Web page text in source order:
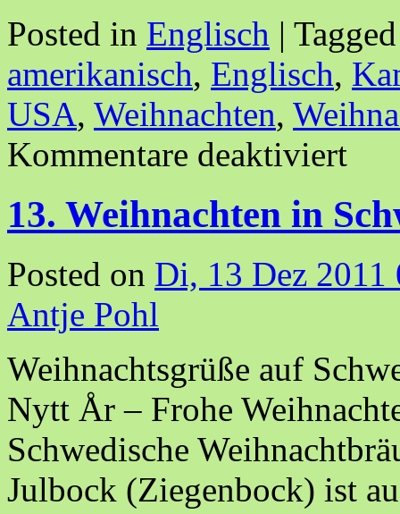
Posted in Englisch | Tagged
amerikanisch, Englisch,
USA, Weihnachten,
Kommentare deaktiviert
13. Weihnachten in
Posted on Di, 13 Dez 2011
Antje Pohl
Weihnachtsgrüße auf
Nytt År – Frohe
Schwedische
Julbock (Ziegenbock) ist